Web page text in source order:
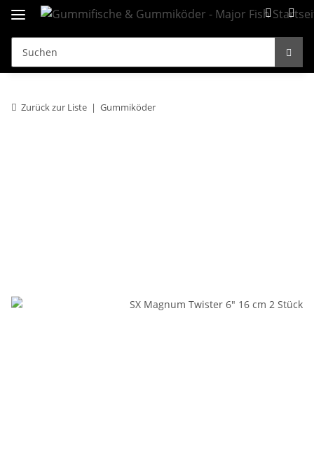
Zurück zur Liste Gummiköder